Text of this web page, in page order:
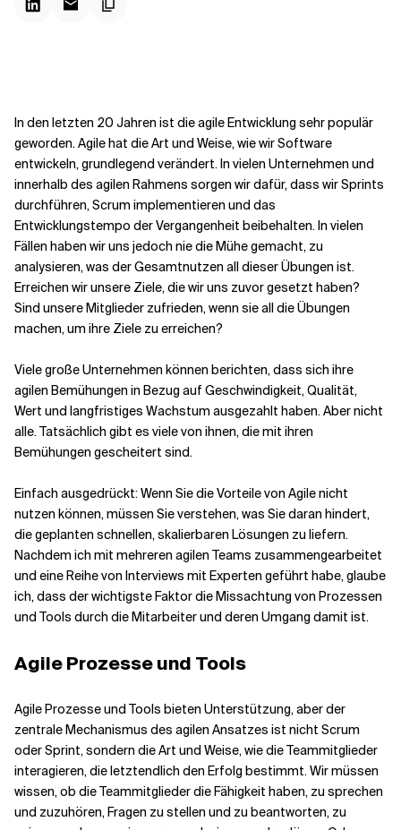
Verwandte Themen
In den letzten 20 Jahren ist die agile Entwicklung sehr populär
geworden. Agile hat die Art und Weise, wie wir Software
entwickeln, grundlegend verändert. In vielen Unternehmen und
innerhalb des agilen Rahmens sorgen wir dafür, dass wir Sprints
durchführen, Scrum implementieren und das
Entwicklungstempo der Vergangenheit beibehalten. In vielen
Fällen haben wir uns jedoch nie die Mühe gemacht, zu
analysieren, was der Gesamtnutzen all dieser Übungen ist.
Erreichen wir unsere Ziele, die wir uns zuvor gesetzt haben?
Sind unsere Mitglieder zufrieden, wenn sie all die Übungen
machen, um ihre Ziele zu erreichen?
Viele große Unternehmen können berichten, dass sich ihre
agilen Bemühungen in Bezug auf Geschwindigkeit, Qualität,
Wert und langfristiges Wachstum ausgezahlt haben. Aber nicht
alle. Tatsächlich gibt es viele von ihnen, die mit ihren
Bemühungen gescheitert sind.
Einfach ausgedrückt: Wenn Sie die Vorteile von Agile nicht
nutzen können, müssen Sie verstehen, was Sie daran hindert,
die geplanten schnellen, skalierbaren Lösungen zu liefern.
Nachdem ich mit mehreren agilen Teams zusammengearbeitet
und eine Reihe von Interviews mit Experten geführt habe, glaube
ich, dass der wichtigste Faktor die Missachtung von Prozessen
und Tools durch die Mitarbeiter und deren Umgang damit ist.
Agile Prozesse und Tools
Agile Prozesse und Tools bieten Unterstützung, aber der
zentrale Mechanismus des agilen Ansatzes ist nicht Scrum
oder Sprint, sondern die Art und Weise, wie die Teammitglieder
interagieren, die letztendlich den Erfolg bestimmt. Wir müssen
wissen, ob die Teammitglieder die Fähigkeit haben, zu sprechen
und zuzuhören, Fragen zu stellen und zu beantworten, zu